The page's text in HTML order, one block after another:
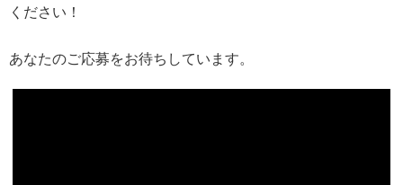
ください！
あなたのご応募をお待ちしています。